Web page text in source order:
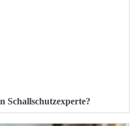
Schallschutzexperte?